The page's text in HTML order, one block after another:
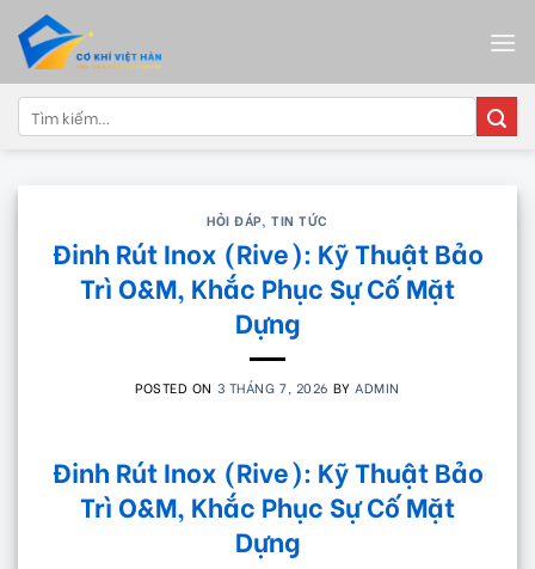
content
Tìm
kiếm:
HỎI ĐÁP,TIN TỨC
Đinh Rút Inox (Rive): Kỹ Thuật Bảo
Trì O&M, Khắc Phục Sự Cố Mặt
Dựng
POSTED ON 3 THÁNG 7, 2026 BY ADMIN
Đinh Rút Inox (Rive): Kỹ Thuật Bảo
Trì O&M, Khắc Phục Sự Cố Mặt
Dựng